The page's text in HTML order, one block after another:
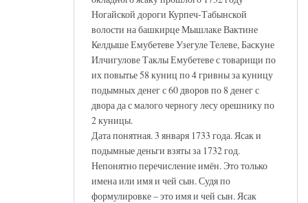
Ногайской дороги Курпеч-Табынской
волости на башкирце Мышлаке Вактине
Келдыше Емубетеве Узегуле Телеве, Баскуне
Илчигулове Таклы Емубетеве с товарищи по
их повытье 58 куниц по 4 гривны за куницу
подымных денег с 60 дворов по 8 денег с
двора да с малого черногу лесу орешнику по
2 куницы.
Дата понятная. 3 января 1733 года. Ясак и
подымные деньги взяты за 1732 год.
Непонятно перечисление имён. Это только
имена или имя и чей сын. Судя по
формулировке – это имя и чей сын. Ясак